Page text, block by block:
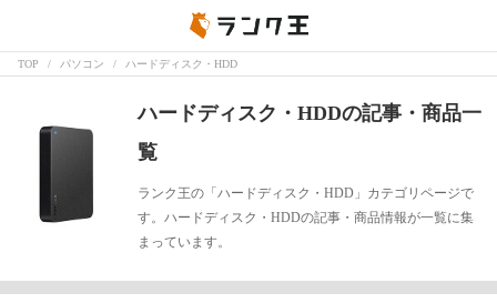
TOP パソコン ハードディスク・HDD
ハードディスク・HDDの記事・商品一
覧
ランク王の「ハードディスク・HDD」カテゴリページで
す。ハードディスク・HDDの記事・商品情報が一覧に集
まっています。